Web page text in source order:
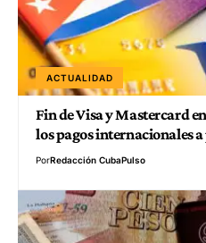
ACTUALIDAD
Fin de Visa y Mastercard
los pagos internacionales
PorRedacción CubaPulso